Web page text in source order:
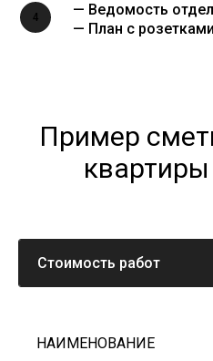
4
— Ведомость
— План с розетками
Пример
НАИМЕНОВАНИЕ